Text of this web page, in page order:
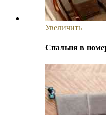
Увеличить
Спальня в